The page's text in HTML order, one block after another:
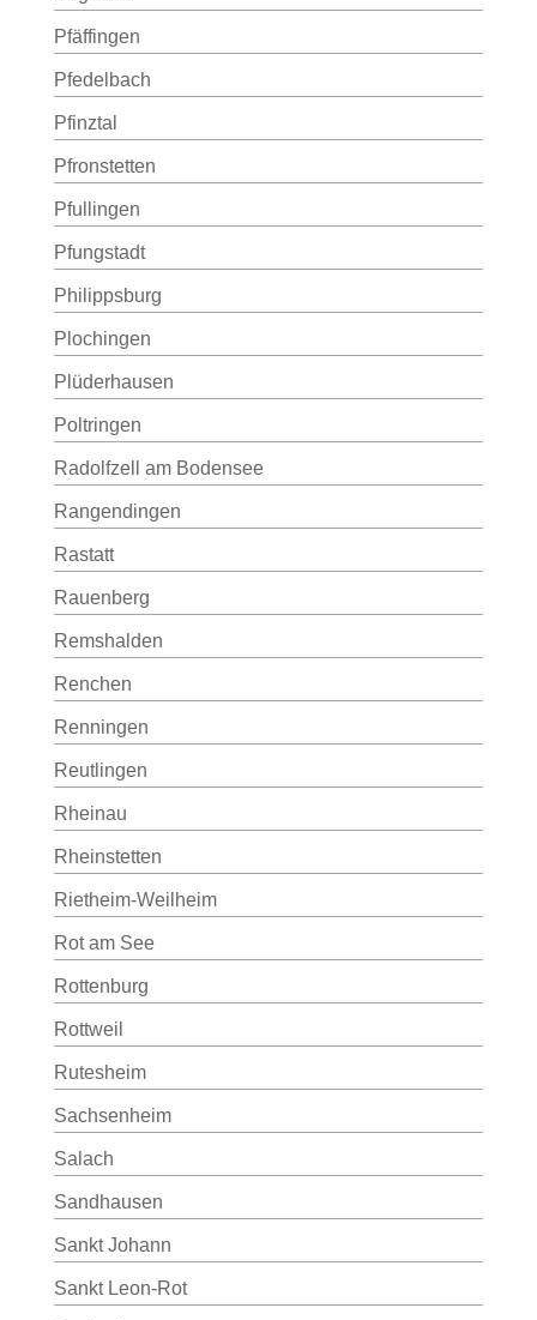
Pfäffingen
Pfedelbach
Pfinztal
Pfronstetten
Pfullingen
Pfungstadt
Philippsburg
Plochingen
Plüderhausen
Poltringen
Radolfzell am Bodensee
Rangendingen
Rastatt
Rauenberg
Remshalden
Renchen
Renningen
Reutlingen
Rheinau
Rheinstetten
Rietheim-Weilheim
Rot am See
Rottenburg
Rottweil
Rutesheim
Sachsenheim
Salach
Sandhausen
Sankt Johann
Sankt Leon-Rot